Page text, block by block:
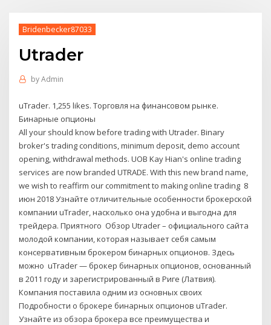
Bridenbecker87033
Utrader
byAdmin
uTrader. 1,255 likes. Торговля на финансовом рынке.
Бинарные опционы
All your should know before trading with Utrader. Binary
broker's trading conditions, minimum deposit, demo account
opening, withdrawal methods. UOB Kay Hian's online trading
services are now branded UTRADE. With this new brand name,
we wish to reaffirm our commitment to making online trading 8
июн 2018 Узнайте отличительные особенности брокерской
компании uTrader, насколько она удобна и выгодна для
трейдера. Приятного Обзор Utrader – официального сайта
молодой компании, которая называет себя самым
консервативным брокером бинарных опционов. Здесь
можно uTrader — брокер бинарных опционов, основанный
в 2011 году и зарегистрированный в Риге (Латвия).
Компания поставила одним из основных своих
Подробности о брокере бинарных опционов uTrader.
Узнайте из обзора брокера все преимущества и